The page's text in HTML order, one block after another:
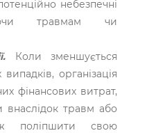
небезпечні
травмам чи
Коли зменшується
організація
фінансових витрат,
травм або
поліпшити свою